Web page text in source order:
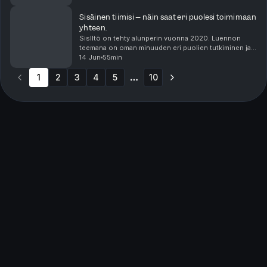
hyödyntämisestä. Sen j...
Sisäinen tiimisi – näin saat eri puolesi toimimaan
yhteen.
Sislltö on tehty alunperin vuonna 2020. Luennon
teemana on oman minuuden eri puolien tutkiminen ja
tarkasteleminen. Psykologiassa on jo pitkään
ymmärretty, että meillä ei ole vain yhtä minuutta, vaan ...
14 Jun 55min
1 2 3 4 5 10